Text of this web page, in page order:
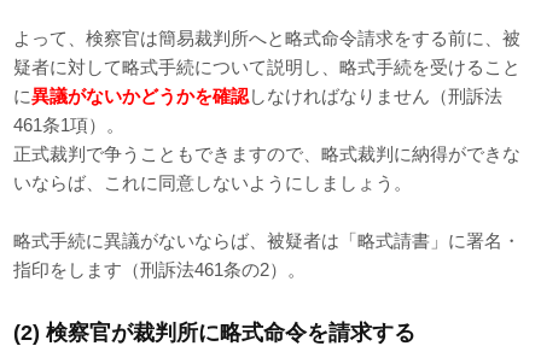
よって、検察官は簡易裁判所へと略式命令請求をする前に、被
疑者に対して略式手続について説明し、略式手続を受けること
に異議がないかどうかを確認しなければなりません（刑訴法
461条1項）。
正式裁判で争うこともできますので、略式裁判に納得ができな
いならば、これに同意しないようにしましょう。
略式手続に異議がないならば、被疑者は「略式請書」に署名・
指印をします（刑訴法461条の2）。
(2) 検察官が裁判所に略式命令を請求する